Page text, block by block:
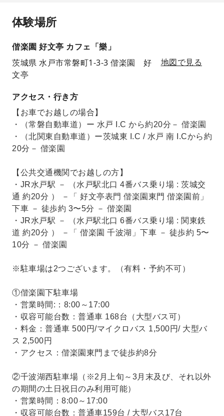
体験場所
偕楽園 好文亭 カフェ「樂」
茨城県 水戸市常磐町1-3-3 偕楽園 好
文亭
地図で見る
アクセス・行き方
【お車でお越しの場合】
・（常磐自動車道）ー 水戸 I.C から約20分－ 偕楽園
・（北関東自動車道）ー茨城東 I.C / 水戸 南 I.Cから約
20分－ 偕楽園
【公共交通機関でお越しの方】
・JR水戸駅 － （水戸駅北口 4番バス乗り場 : 茨城交
通 約20分 ） －「 好文亭表門 偕楽園東門 偕楽園前」
下車 － 徒歩約 3〜5分 － 偕楽園
・JR水戸駅 － （水戸駅北口 6番バス乗り場 : 関東鉄
道 約20分 ） －「 偕楽園 千波湖」下車 － 徒歩約 5〜
10分 － 偕楽園
※駐車場は2つございます。（有料・予約不可）
①偕楽園下駐車場
・営業時間:：8:00～17:00
・収容可能台数：普通車 168台（大型バス可）
・料金：普通車 500円/マイクロバス 1,500円/ 大型バ
ス 2,500円
・アクセス：偕楽園東門まで徒歩約8分
②千波湖西駐車場（※2月上旬～3月末及び、それ以外
の期間の土日祝日のみ利用可能）
・営業時間：8:00～17:00
・収容可能台数：普通車159台 / 大型バス17台